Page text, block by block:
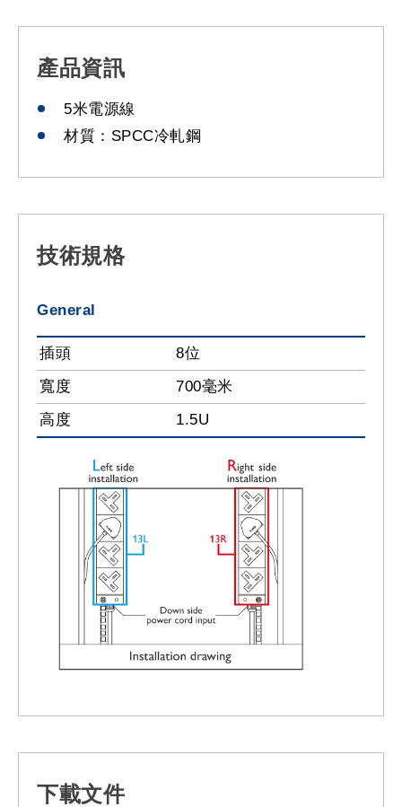
產品資訊
5米電源線
材質：SPCC冷軋鋼
技術規格
General
插頭
8位
寬度
700毫米
高度
1.5U
下載文件